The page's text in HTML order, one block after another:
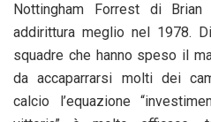
Nottingham Forrest di
addirittura meglio nel 1978.
squadre che hanno speso il
da accaparrarsi molti dei
calcio l’equazione